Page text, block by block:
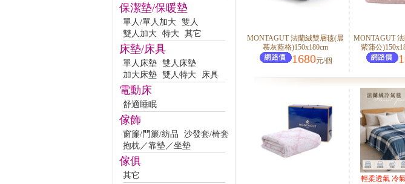
保潔墊/保暖墊
單人/單人加大 雙人
雙人加大 特大 其它
床墊/床具
單人床墊 雙人床墊
加大床墊 雙人特大 床具
電動床
舒適睡眠
傢飾
窗簾/門簾/紡品
沙發套/椅套
抱枕／靠墊／坐墊
傢俱
其它
MONTAGUT 法蘭絨雙層毯(晨
慕灰藍格)150x180cm
1680元/個
MONTAGUT
紫蒲公
輕柔透氣 冷